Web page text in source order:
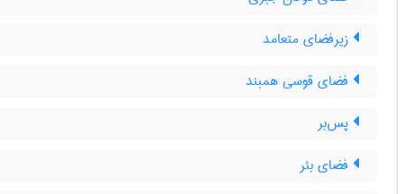
زیرفضای متعامد
فضای قوسی همبند
پس‌بر
فضای بئر